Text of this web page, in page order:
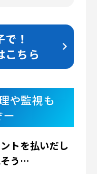
！
こちら
や監視も
トを払いだし
そう…